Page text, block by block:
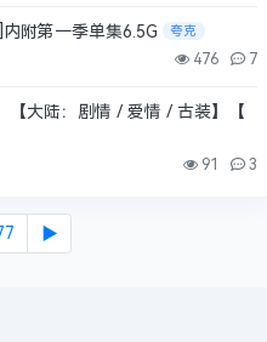
附第一季单集6.5G 夸克
476 7
【大陆：剧情 / 爱情 / 古装】【
91 3
▶